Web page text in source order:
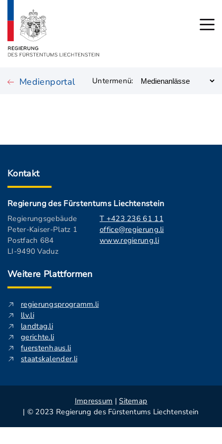
Medienportal Untermenü:
Kontakt
Regierung des Fürstentums Liechtenstein
Regierungsgebäude
Peter-Kaiser-Platz 1
Postfach 684
LI-9490 Vaduz
T +423 236 61 11
office@regierung.li
www.regierung.li
Weitere Plattformen
regierungsprogramm.li
llv.li
landtag.li
gerichte.li
fuerstenhaus.li
staatskalender.li
Impressum | Sitemap
| © 2023 Regierung des Fürstentums Liechtenstein